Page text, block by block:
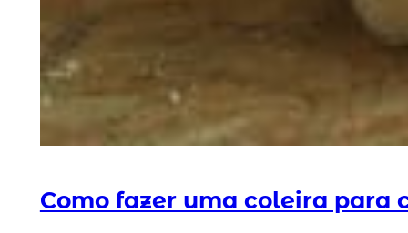
Como fazer uma coleira para